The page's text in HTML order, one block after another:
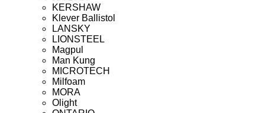
KERSHAW
Klever Ballistol
LANSKY
LIONSTEEL
Magpul
Man Kung
MICROTECH
Milfoam
MORA
Olight